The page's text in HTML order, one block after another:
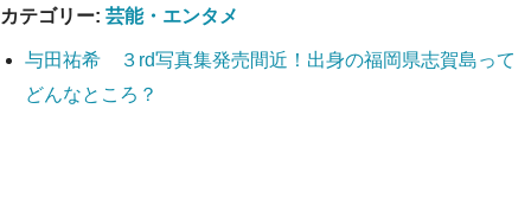
カテゴリー: 芸能・エンタメ
与田祐希 ３rd写真集発売間近！出身の福岡県志賀島って
どんなところ？